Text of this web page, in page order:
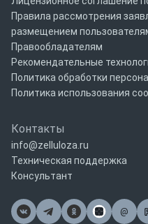
Правила рассмотрения
размещением
Правообладателям
Рекомендательные
Политика обработки
Политика использования
Контакты
info@zelluloza.ru
Техническая поддержка
Консультант
@
Почта